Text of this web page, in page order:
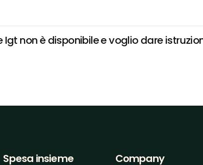
non è disponibile e voglio dare
Spesa insieme Company